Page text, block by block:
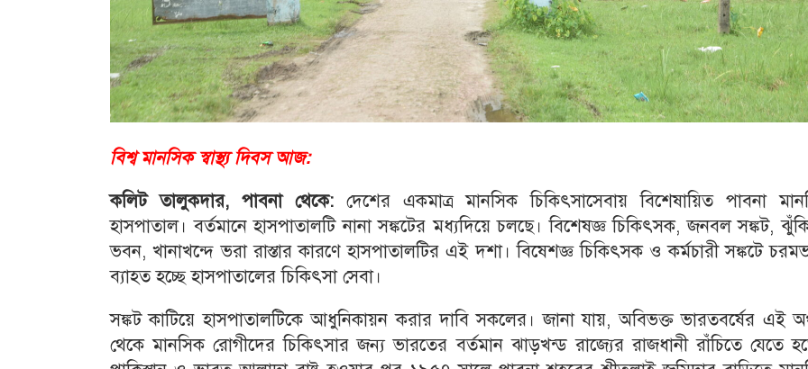
বিশ্ব মানসিক স্বাস্থ্য দিবস আজ:
কলিট তালুকদার, পাবনা থেকে:দেশের একমাত্র মানসিক চিকিৎসাসেবায় বিশেষায়িত পাবনা
হাসপাতাল। বর্তমানে হাসপাতালটি নানা সঙ্কটের মধ্যদিয়ে চলছে। বিশেষজ্ঞ চিকিৎসক, জনবল সঙ্কট,
ভবন, খানাখন্দে ভরা রাস্তার কারণে হাসপাতালটির এই দশা। বিষেশজ্ঞ চিকিৎসক ও কর্মচারী সঙ্কটে
ব্যাহত হচ্ছে হাসপাতালের চিকিৎসা সেবা।
সঙ্কট কাটিয়ে হাসপাতালটিকে আধুনিকায়ন করার দাবি সকলের। জানা যায়, অবিভক্ত ভারতবর্ষের এই
থেকে মানসিক রোগীদের চিকিৎসার জন্য ভারতের বর্তমান ঝাড়খন্ড রাজ্যের রাজধানী রাঁচিতে যেতে